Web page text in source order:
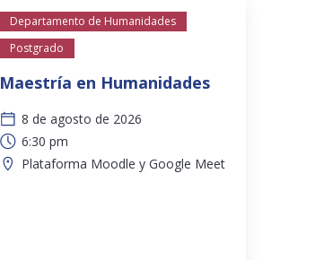
Departamento de Humanidades
Postgrado
Maestría en Humanidades
8 de agosto de 2026
6:30 pm
Plataforma Moodle y Google Meet